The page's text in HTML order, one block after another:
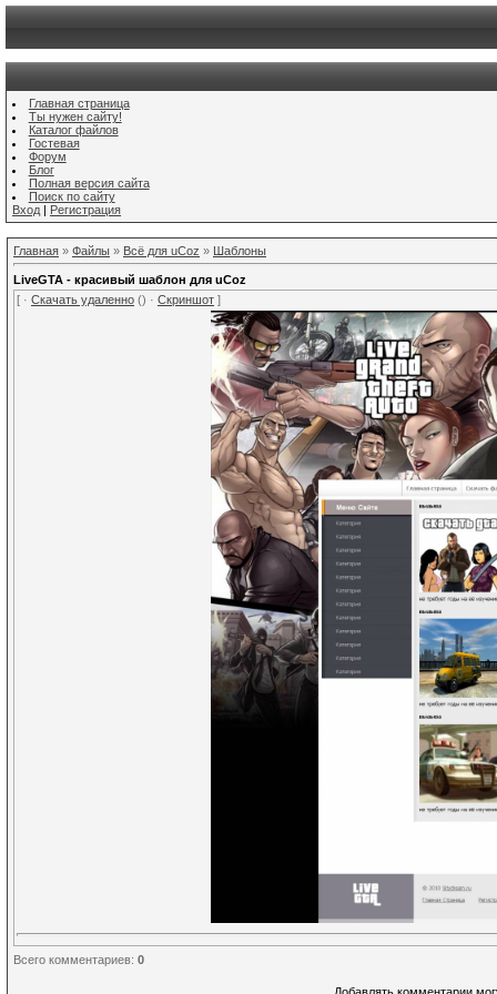
Главная страница
Ты нужен сайту!
Каталог файлов
Гостевая
Форум
Блог
Полная версия сайта
Поиск по сайту
Вход | Регистрация
Главная » Файлы » Всё для uCoz » Шаблоны
LiveGTA - красивый шаблон для uCoz
[ · Скачать удаленно () · Скриншот ]
Всего комментариев: 0